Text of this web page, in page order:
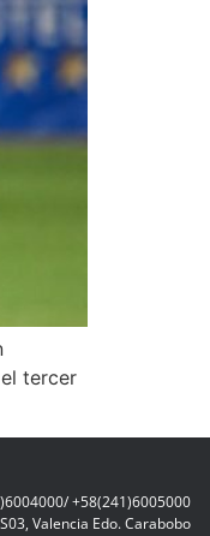
tercer
+58(241)6005000
Valencia Edo. Carabobo